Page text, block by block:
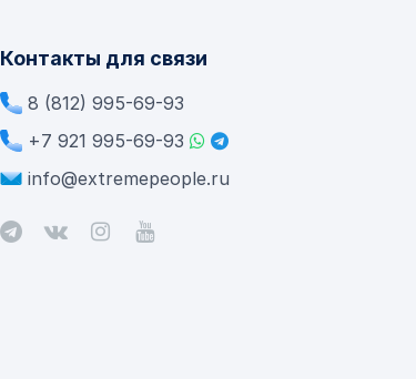
Контакты для связи
8 (812) 995-69-93
+7 921 995-69-93
info@extremepeople.ru